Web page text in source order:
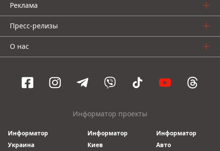
Реклама
Пресс-релизы
О нас
Информатор проекты
Информатор
Украина
Информатор
Киев
Информатор
Авто